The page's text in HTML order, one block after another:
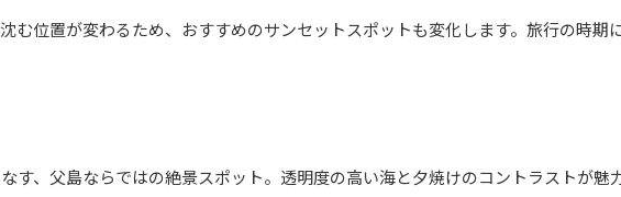
む位置が変わるため、おすすめのサンセットスポットも変化します。旅行の時期
す、父島ならではの絶景スポット。透明度の高い海と夕焼けのコントラストが魅力